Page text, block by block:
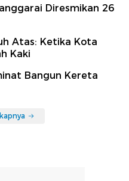
Diresmikan 26
Atas: Ketika Kota
Kaki
Bangun Kereta